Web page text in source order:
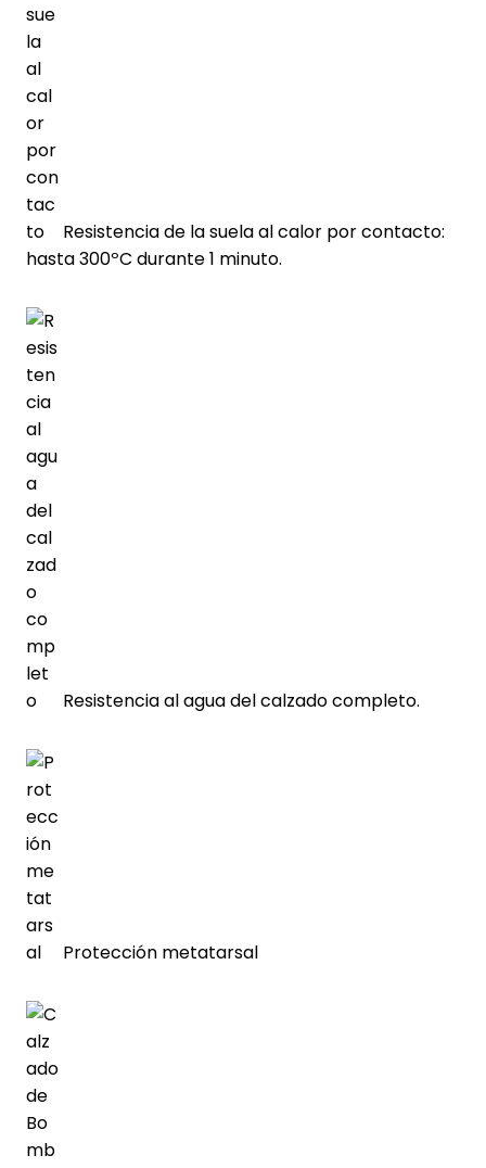
Resistencia de la suela al calor por contacto:
hasta 300ºC durante 1 minuto.
Resistencia al agua del calzado completo.
Protección metatarsal